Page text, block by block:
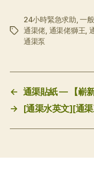
标
24小時緊急求助,一
通渠佬, 通渠佬獅王,
通渠泵
← 通渠貼紙 — 【嶄
→
[通渠水英文][通